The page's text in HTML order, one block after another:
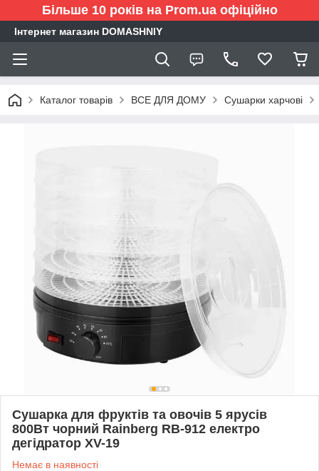
Більше 10 років на Prom.ua офіційно
Інтернет магазин DOMASHNIY
Каталог товарів ВСЕ ДЛЯ ДОМУ Сушарки харчові
Сушарка для фруктів та овочів 5 ярусів
800Вт чорний Rainberg RB-912 електро
дегідратор XV-19
Немає в наявності